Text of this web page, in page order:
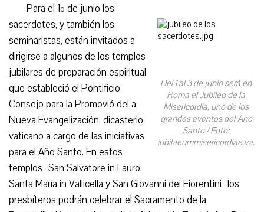
Del 1 al 3 de junio será en
Roma el Jubileo de la
Misericordia, uno de los
grandes eventos del Año
Santo / Foto:
iubilaeummisericordiae.va.
Para el 1º de junio los
sacerdotes, y también los
seminaristas, están invitados a
dirigirse a algunos de los templos
jubilares de preparación espiritual
que estableció el Pontificio
Consejo para la Promovió del a
Nueva Evangelización, dicasterio
vaticano a cargo de las iniciativas
para el Año Santo. En estos
templos -San Salvatore in Lauro,
Santa María in Vallicella y San Giovanni dei Fiorentini- los
presbíteros podrán celebrar el Sacramento de la